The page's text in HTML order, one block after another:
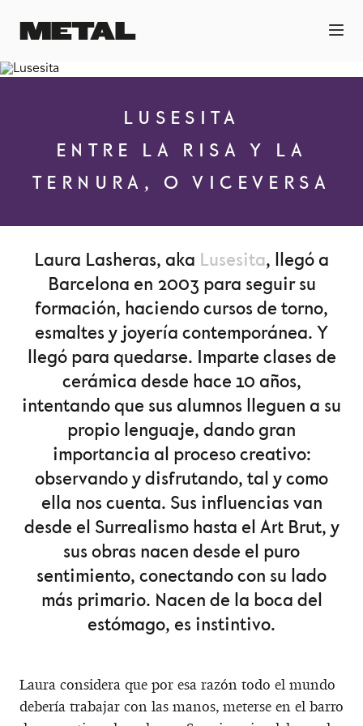
LUSESITA
ENTRE LA RISA Y LA
TERNURA, O VICEVERSA
Laura Lasheras, aka Lusesita, llegó a
Barcelona en 2003 para seguir su
formación, haciendo cursos de torno,
esmaltes y joyería contemporánea. Y
llegó para quedarse. Imparte clases de
cerámica desde hace 10 años,
intentando que sus alumnos lleguen a su
propio lenguaje, dando gran
importancia al proceso creativo:
observando y disfrutando, tal y como
ella nos cuenta. Sus influencias van
desde el Surrealismo hasta el Art Brut, y
sus obras nacen desde el puro
sentimiento, conectando con su lado
más primario. Nacen de la boca del
estómago, es instintivo.
Laura considera que por esa razón todo el mundo
debería trabajar con las manos, meterse en el barro